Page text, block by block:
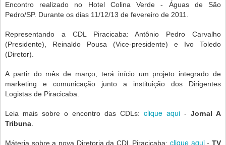
Encontro realizado no Hotel Colina Verde - Águas de São
Pedro/SP. Durante os dias 11/12/13 de fevereiro de 2011.
Representando a CDL Piracicaba: Antônio Pedro Carvalho
(Presidente), Reinaldo Pousa (Vice-presidente) e Ivo Toledo
(Diretor).
A partir do mês de março, terá início um projeto integrado de
marketing e comunicação junto a instituição dos Dirigentes
Logistas de Piracicaba.
Leia mais sobre o encontro das CDLs: clique aqui - Jornal A
Tribuna.
Máteria sobre a nova Diretoria da CDL Piracicaba:clique aqui-TV